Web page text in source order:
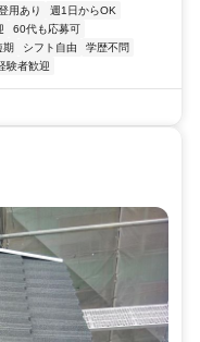
用あり
週1日からOK
60代も応募可
期 シフト自由
学歴不問
験者歓迎